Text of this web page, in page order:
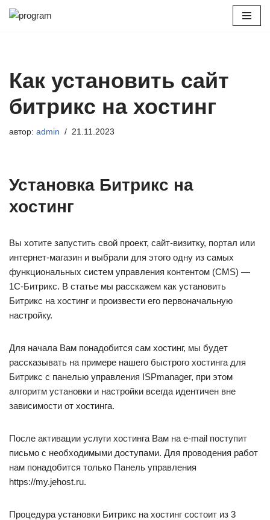
Как установить сайт
битрикс на хостинг
автор: admin 21.11.2023
Установка Битрикс на
хостинг
Вы хотите запустить свой проект, сайт-визитку, портал или
интернет-магазин и выбрали для этого одну из самых
функциональных систем управления контентом (CMS) —
1С-Битрикс. В статье мы расскажем как установить
Битрикс на хостинг и произвести его первоначальную
настройку.
Для начала Вам понадобится сам хостинг, мы будет
рассказывать на примере нашего быстрого хостинга для
Битрикс с панелью управления ISPmanager, при этом
алгоритм установки и настройки всегда идентичен вне
зависимости от хостинга.
После активации услуги хостинга Вам на e-mail поступит
письмо с необходимыми доступами. Для проводения работ
нам понадобится только Панель управления
https://my.jehost.ru.
Процедура установки Битрикс на хостинг состоит из 3